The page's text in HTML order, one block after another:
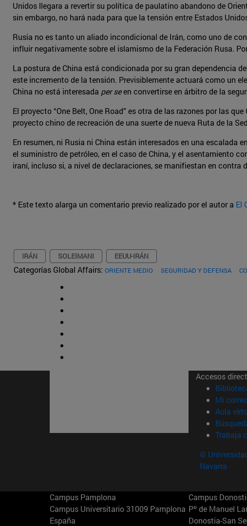
Unidos llegara a revertir su política de paulatino abandono de
sin embargo, no hará nada para que la tensión entre Estados
Rusia no es tanto un aliado incondicional de Irán, como uno de
influir negativamente sobre el islamismo de la Federación Rusa.
La postura de China está condicionada por su gran dependencia
este incremento de la tensión. Previsiblemente actuará como un
China no está interesada per seen convertirse en árbitro de la
El proyecto “One Belt, One Road” es otra de las razones por las
proyecto chino de recreación de una suerte de nueva Ruta de la
En resumen, ni Rusia ni China están interesados en una escalada
el suministro de petróleo, en el caso de China, y el asentamiento
iraní, incluso si, a nivel de declaraciones, se manifiestan en contra
* Este texto alarga un comentario previo realizado por el autor a El
IRÁN SOLEIMANI EEUU-IRÁN
Categorías Global Affairs: ORIENTE MEDIO SEGURIDAD Y DEFENSA
Accesos
Mi
Aula
Trabaja
©
Navarra
Campus Pamplona
Campus Universitario 31009 Pamplona
España
Campus
Pº de Manuel
Donostia-San